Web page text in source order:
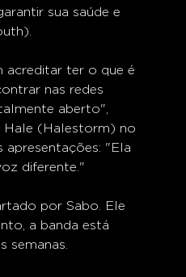
sua saúde e
acreditar ter o que é
nas redes
aberto",
Hale (Halestorm) no
apresentações: "Ela
diferente."
por Sabo. Ele
a banda está
semanas.